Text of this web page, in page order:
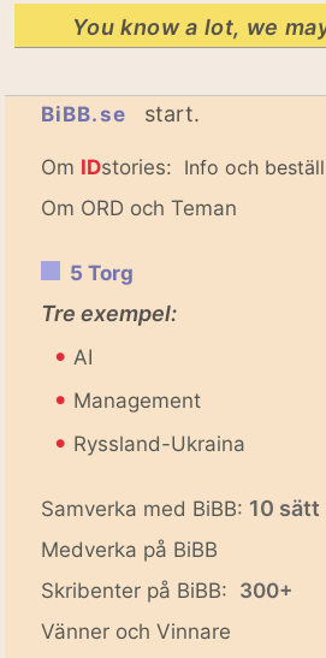
You know a lot, we
BiBB.se start.
Om IDstories: Info och beställ
Om ORD och Teman
5 Torg
Tre exempel:
• AI
• Management
• Ryssland-Ukraina
Samverka med BiBB: 10 sätt
Medverka på BiBB
Skribenter på BiBB: 300+
Vänner och Vinnare